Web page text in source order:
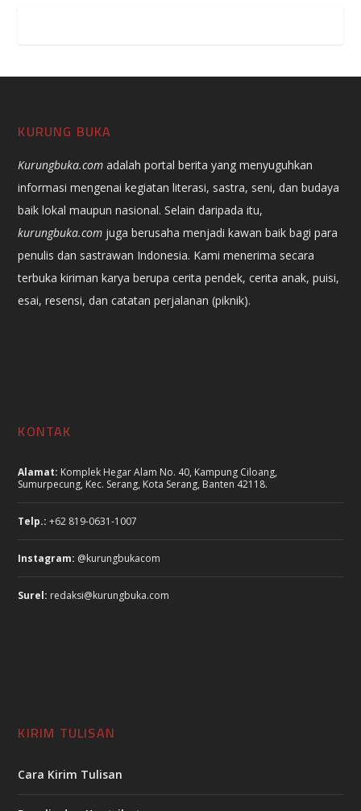
KURUNG BUKA
Kurungbuka.com adalah portal berita yang menyuguhkan
informasi mengenai kegiatan literasi, sastra, seni, dan budaya
baik lokal maupun nasional. Selain daripada itu,
kurungbuka.com juga berusaha menjadi kawan baik bagi para
penulis dan sastrawan Indonesia. Kami menerima secara
terbuka kiriman karya berupa cerita pendek, cerita anak, puisi,
esai, resensi, dan catatan perjalanan (piknik).
KONTAK
Alamat: Komplek Hegar Alam No. 40, Kampung Ciloang,
Sumurpecung, Kec. Serang, Kota Serang, Banten 42118.
Telp.: +62 819-0631-1007
Instagram: @kurungbukacom
Surel: redaksi@kurungbuka.com
KIRIM TULISAN
Cara Kirim Tulisan